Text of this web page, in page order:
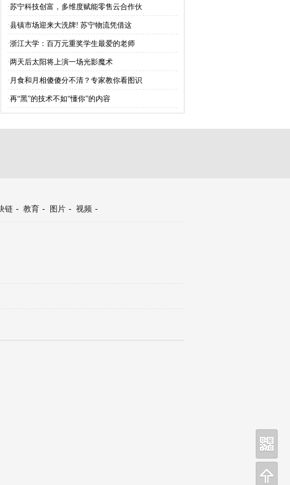
·苏宁科技创富，多维度赋能零售云合作伙
·县镇市场迎来大洗牌! 苏宁物流凭借这
·浙江大学：百万元重奖学生最爱的老师
·两天后太阳将上演一场光影魔术
· 月食和月相傻傻分不清？专家教你看图识
·再“黑”的技术不如“懂你”的内容
链 - 教育 - 图片 - 视频 -